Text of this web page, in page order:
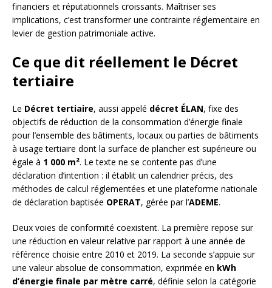
financiers et réputationnels croissants. Maîtriser ses
implications, c’est transformer une contrainte réglementaire en
levier de gestion patrimoniale active.
Ce que dit réellement le Décret
tertiaire
Le Décret tertiaire, aussi appelé décret ÉLAN, fixe des
objectifs de réduction de la consommation d’énergie finale
pour l’ensemble des bâtiments, locaux ou parties de bâtiments
à usage tertiaire dont la surface de plancher est supérieure ou
égale à 1 000 m². Le texte ne se contente pas d’une
déclaration d’intention : il établit un calendrier précis, des
méthodes de calcul réglementées et une plateforme nationale
de déclaration baptisée OPERAT, gérée par l’ADEME.
Deux voies de conformité coexistent. La première repose sur
une réduction en valeur relative par rapport à une année de
référence choisie entre 2010 et 2019. La seconde s’appuie sur
une valeur absolue de consommation, exprimée en kWh
d’énergie finale par mètre carré, définie selon la catégorie